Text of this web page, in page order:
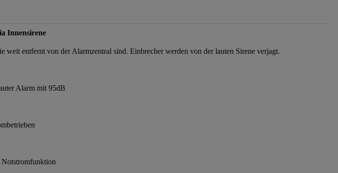
Innensirene
entfernt von der Alarmzentral sind. Einbrecher werden von der lauten Sirene verjagt.
Alarm mit 95dB
Notstromfunktion